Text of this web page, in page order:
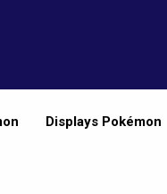
Displays Pokémon